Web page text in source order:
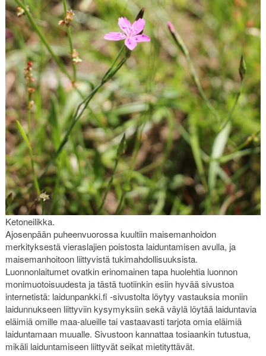
Ketoneilikka.
Ajosenpään puheenvuorossa kuultiin maisemanhoidon
merkityksestä vieraslajien poistosta laiduntamisen avulla, ja
maisemanhoitoon liittyvistä tukimahdollisuuksista.
Luonnonlaitumet ovatkin erinomainen tapa huolehtia luonnon
monimuotoisuudesta ja tästä tuotiinkin esiin hyvää sivustoa
internetistä: laidunpankki.fi -sivustolta löytyy vastauksia moniin
laidunnukseen liittyviin kysymyksiin sekä väylä löytää laiduntavia
eläimiä omille maa-alueille tai vastaavasti tarjota omia eläimiä
laiduntamaan muualle. Sivustoon kannattaa tosiaankin tutustua,
mikäli laiduntamiseen liittyvät seikat mietityttävät.